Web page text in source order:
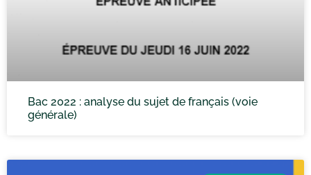
Bac 2022 : analyse du sujet de français (voie
générale)